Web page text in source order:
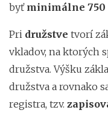
byť minimálne
Pri družstve tvorí
vkladov, na ktorých
družstva. Výšku
družstva a rovnako
registra, tzv.